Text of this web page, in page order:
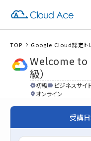
TOP Google Cloud認定ト
Welcome to
級）
初級 ビジネスサイ
オンライン
受講